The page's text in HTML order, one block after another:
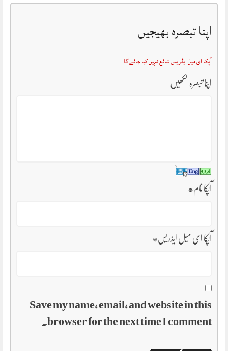
اپنا تبصرہ بھیجیں
آپکا ای میل ایڈریس شائع نہیں کیا جائے گا
اپنا تبصرہ لکھیں
آپکا نام*
آپکا ای میل ایڈریس*
Save my name, email, and website in this
browser for the next time I comment.